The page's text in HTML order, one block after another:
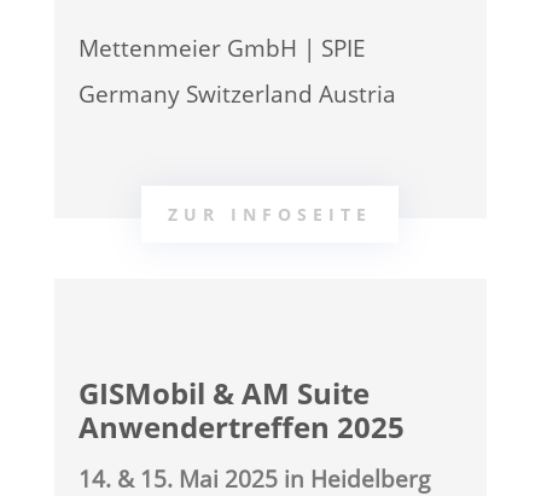
Mettenmeier GmbH | SPIE
Germany Switzerland Austria
ZUR INFOSEITE
GISMobil & AM Suite
Anwendertreffen 2025
14. & 15. Mai 2025 in Heidelberg